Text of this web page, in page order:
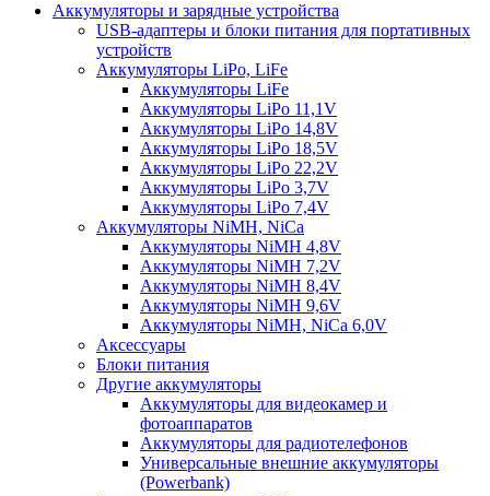
Аккумуляторы и зарядные устройства
USB-адаптеры и блоки питания для портативных
устройств
Аккумуляторы LiPo, LiFe
Аккумуляторы LiFe
Аккумуляторы LiPo 11,1V
Аккумуляторы LiPo 14,8V
Аккумуляторы LiPo 18,5V
Аккумуляторы LiPo 22,2V
Аккумуляторы LiPo 3,7V
Аккумуляторы LiPo 7,4V
Аккумуляторы NiMH, NiCa
Аккумуляторы NiMH 4,8V
Аккумуляторы NiMH 7,2V
Аккумуляторы NiMH 8,4V
Аккумуляторы NiMH 9,6V
Аккумуляторы NiMH, NiCa 6,0V
Аксессуары
Блоки питания
Другие аккумуляторы
Аккумуляторы для видеокамер и
фотоаппаратов
Аккумуляторы для радиотелефонов
Универсальные внешние аккумуляторы
(Powerbank)